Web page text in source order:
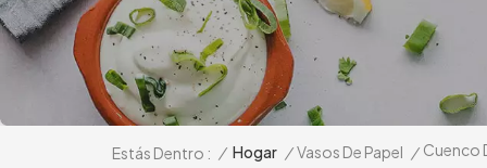
Estás Dentro : / Hogar / Vasos De Papel / Cuenco